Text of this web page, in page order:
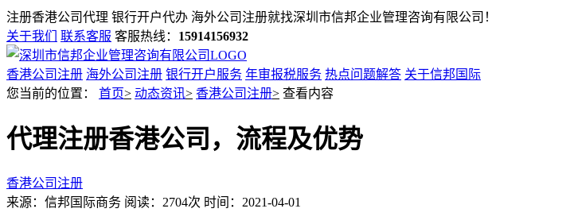
注册香港公司代理 银行开户代办 海外公司注册就找深圳市信邦企业管理咨询有限公司！
关于我们
联系客服 客服热线： 15914156932
香港公司注册 海外公司注册 银行开户服务 年审报税服务 热点问题解答 关于信邦国际
您当前的位置： 首页> 动态资讯> 香港公司注册> 查看内容
代理注册香港公司，流程及优势
香港公司注册
来源：信邦国际商务 阅读：2704次 时间：2021-04-01